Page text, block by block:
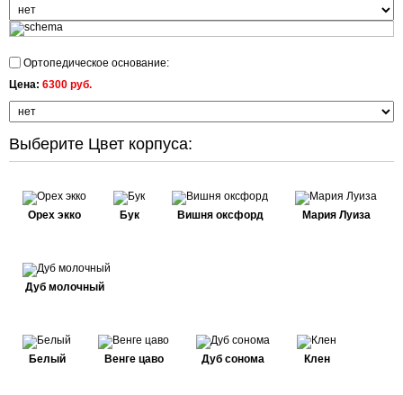
Ортопедическое основание:
Цена: 6300 руб.
Выберите Цвет корпуса:
Орех экко Бук Вишня оксфорд Мария Луиза
Дуб молочный
Белый Венге цаво Дуб сонома Клен